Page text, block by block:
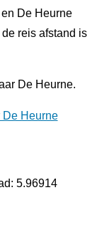
De Heurne
de reis afstand is
De Heurne.
De Heurne
5.96914